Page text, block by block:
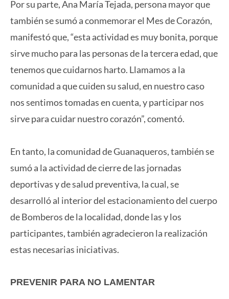
Por su parte, Ana María Tejada, persona mayor que
también se sumó a conmemorar el Mes de Corazón,
manifestó que, “esta actividad es muy bonita, porque
sirve mucho para las personas de la tercera edad, que
tenemos que cuidarnos harto. Llamamos a la
comunidad a que cuiden su salud, en nuestro caso
nos sentimos tomadas en cuenta, y participar nos
sirve para cuidar nuestro corazón”, comentó.
En tanto, la comunidad de Guanaqueros, también se
sumó a la actividad de cierre de las jornadas
deportivas y de salud preventiva, la cual, se
desarrolló al interior del estacionamiento del cuerpo
de Bomberos de la localidad, donde las y los
participantes, también agradecieron la realización
estas necesarias iniciativas.
PREVENIR PARA NO LAMENTAR